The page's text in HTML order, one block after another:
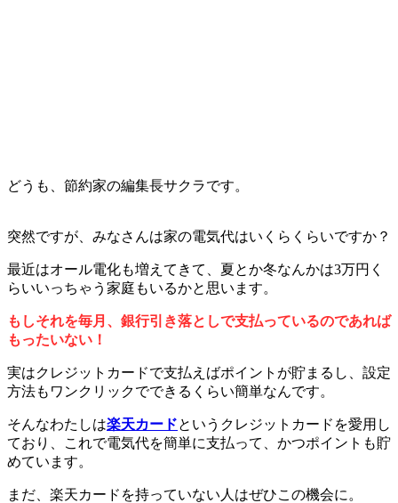
どうも、節約家の編集長サクラです。
突然ですが、みなさんは家の電気代はいくらくらいですか？
最近はオール電化も増えてきて、夏とか冬なんかは3万円く
らいいっちゃう家庭もいるかと思います。
もしそれを毎月、銀行引き落としで支払っているのであれば
もったいない！
実はクレジットカードで支払えばポイントが貯まるし、設定
方法もワンクリックでできるくらい簡単なんです。
そんなわたしは楽天カードというクレジットカードを愛用し
ており、これで電気代を簡単に支払って、かつポイントも貯
めています。
まだ、楽天カードを持っていない人はぜひこの機会に。